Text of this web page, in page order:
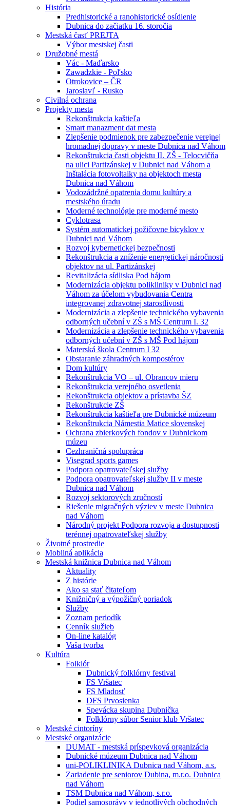
História
Predhistorické a ranohistorické osídlenie
Dubnica do začiatku 16. storočia
Mestská časť PREJTA
Výbor mestskej časti
Družobné mestá
Vác - Maďarsko
Zawadzkie - Poľsko
Otrokovice – ČR
Jaroslavľ - Rusko
Civilná ochrana
Projekty mesta
Rekonštrukcia kaštieľa
Smart manazment dat mesta
Zlepšenie podmienok pre zabezpečenie verejnej
hromadnej dopravy v meste Dubnica nad Váhom
Rekonštrukcia časti objektu II. ZŠ - Telocvičňa
na ulici Partizánskej v Dubnici nad Váhom a
Inštalácia fotovoltaiky na objektoch mesta
Dubnica nad Váhom
Vodozádržné opatrenia domu kultúry a
mestského úradu
Moderné technológie pre moderné mesto
Cyklotrasa
Systém automatickej požičovne bicyklov v
Dubnici nad Váhom
Rozvoj kybernetickej bezpečnosti
Rekonštrukcia a zníženie energetickej náročnosti
objektov na ul. Partizánskej
Revitalizácia sídliska Pod hájom
Modernizácia objektu polikliniky v Dubnici nad
Váhom za účelom vybudovania Centra
integrovanej zdravotnej starostlivosti
Modernizácia a zlepšenie technického vybavenia
odborných učební v ZŠ s MŠ Centrum I. 32
Modernizácia a zlepšenie technického vybavenia
odborných učební v ZŠ s MŠ Pod hájom
Materská škola Centrum I 32
Obstaranie záhradných kompostérov
Dom kultúry
Rekonštrukcia VO – ul. Obrancov mieru
Rekonštrukcia verejného osvetlenia
Rekonštrukcia objektov a prístavba ŠZ
Rekonštrukcie ZŠ
Rekonštrukcia kaštieľa pre Dubnické múzeum
Rekonštrukcia Námestia Matice slovenskej
Ochrana zbierkových fondov v Dubnickom
múzeu
Cezhraničná spolupráca
Visegrad sports games
Podpora opatrovateľskej služby
Podpora opatrovateľskej služby II v meste
Dubnica nad Váhom
Rozvoj sektorových zručností
Riešenie migračných výziev v meste Dubnica
nad Váhom
Národný projekt Podpora rozvoja a dostupnosti
terénnej opatrovateľskej služby
Životné prostredie
Mobilná aplikácia
Mestská knižnica Dubnica nad Váhom
Aktuality
Z histórie
Ako sa stať čitateľom
Knižničný a výpožičný poriadok
Služby
Zoznam periodík
Cenník služieb
On-line katalóg
Vaša tvorba
Kultúra
Folklór
Dubnický folklórny festival
FS Vršatec
FS Mladosť
DFS Prvosienka
Spevácka skupina Dubnička
Folklórny súbor Senior klub Vršatec
Mestské cintoríny
Mestské organizácie
DUMAT - mestská príspevková organizácia
Dubnické múzeum Dubnica nad Váhom
uni-POLIKLINIKA Dubnica nad Váhom, a.s.
Zariadenie pre seniorov Dubina, m.r.o. Dubnica
nad Váhom
TSM Dubnica nad Váhom, s.r.o.
Podiel samosprávy v jednotlivých obchodných